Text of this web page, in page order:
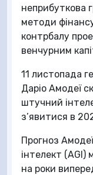
неприбуткова
методи
контрбалу
венчурним
11 листопада
Даріо Амодеї
штучний
з’явитися в
Прогноз
інтелект (AGI)
на роки